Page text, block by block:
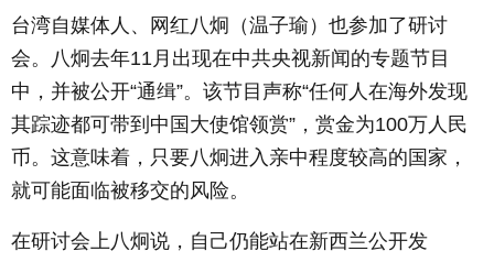
台湾自媒体人、网红八炯（温子瑜）也参加了研讨
会。八炯去年11月出现在中共央视新闻的专题节目
中，并被公开“通缉”。该节目声称“任何人在海外发现
其踪迹都可带到中国大使馆领赏”，赏金为100万人民
币。这意味着，只要八炯进入亲中程度较高的国家，
就可能面临被移交的风险。
在研讨会上八炯说，自己仍能站在新西兰公开发